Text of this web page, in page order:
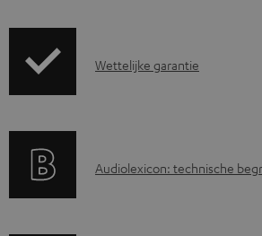
d
m
G
n
Wettelijke garantie
A
Audiolexicon: technische